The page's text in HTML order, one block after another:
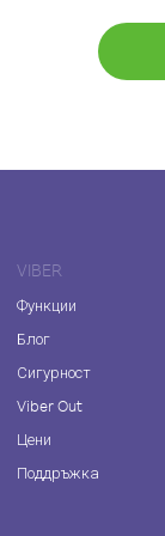
VIBER
Функции
Блог
Сигурност
Viber Out
Цени
Поддръжка